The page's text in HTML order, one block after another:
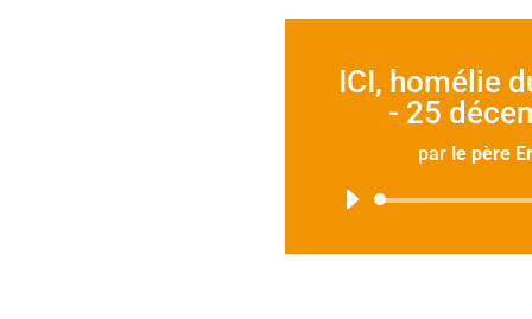
ICI, homélie
- 25
par le père